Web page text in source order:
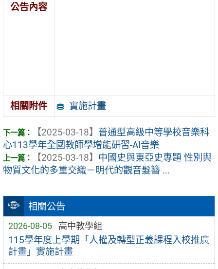
相關公告
2026-08-05 高中教學組
115學年度上學期「人權及轉型正義課程入校推廣
計畫」實施計畫
公告內容
相關附件 實施計畫
【2025-03-18】 普通型高級中等學校音樂科
心113學年全國教師學增能研習-AI音樂
【2025-03-18】 中國史與東亞史專題 性別與
物質文化的多重交織－明代的觀音髮簪 ...